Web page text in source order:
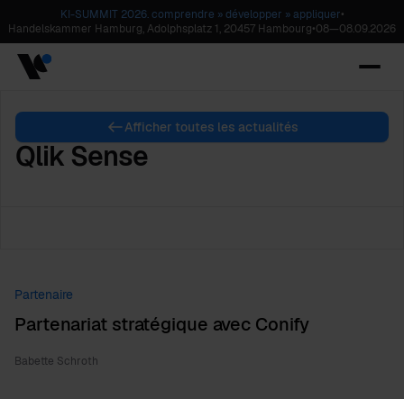
KI-SUMMIT 2026. comprendre » développer » appliquer•
Handelskammer Hamburg, Adolphsplatz 1, 20457 Hambourg•08—08.09.2026
Afficher toutes les actualités
Qlik Sense
Partenaire
Partenariat stratégique avec Conify
Babette Schroth